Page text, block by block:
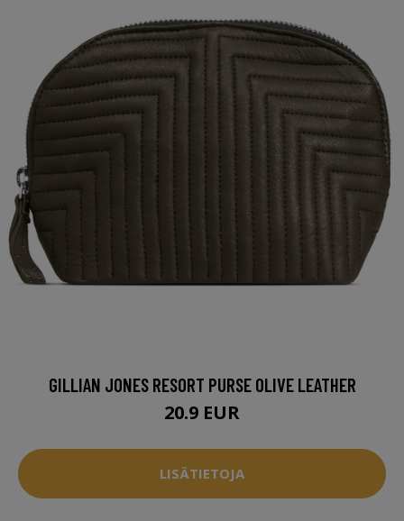
GILLIAN JONES RESORT PURSE OLIVE LEATHER
20.9 EUR
LISÄTIETOJA